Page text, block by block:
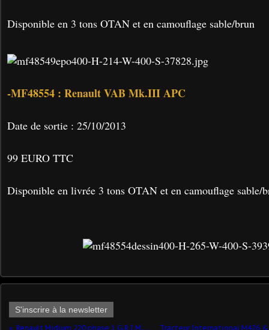
Disponible en 3 tons OTAN et en camouflage sable/brun
-MF48554 : Renault VAB Mk.III APC
Date de sortie : 25/10/2013
99 EURO TTC
Disponible en livrée 3 tons OTAN et en camouflage sable/
S'inscrire à la newsletter
Renault Midlum 220 phase 1 G.R.I.M.P (Eligor - 1/43 - par Stéphane) ​